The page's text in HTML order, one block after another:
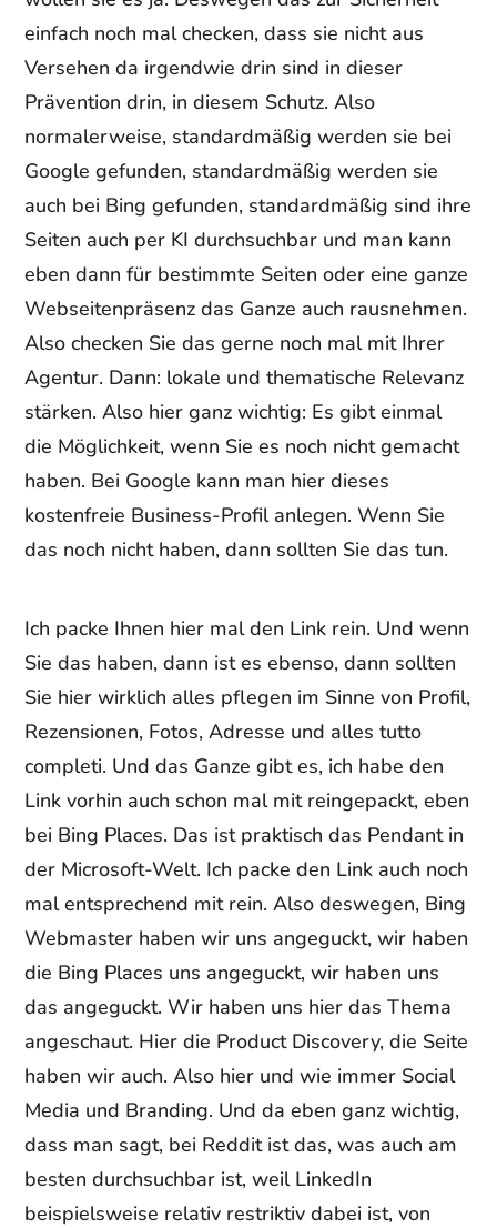
einfach noch mal checken, dass sie nicht aus
Versehen da irgendwie drin sind in dieser
Prävention drin, in diesem Schutz. Also
normalerweise, standardmäßig werden sie bei
Google gefunden, standardmäßig werden sie
auch bei Bing gefunden, standardmäßig sind ihre
Seiten auch per KI durchsuchbar und man kann
eben dann für bestimmte Seiten oder eine ganze
Webseitenpräsenz das Ganze auch rausnehmen.
Also checken Sie das gerne noch mal mit Ihrer
Agentur. Dann: lokale und thematische Relevanz
stärken. Also hier ganz wichtig: Es gibt einmal
die Möglichkeit, wenn Sie es noch nicht gemacht
haben. Bei Google kann man hier dieses
kostenfreie Business-Profil anlegen. Wenn Sie
das noch nicht haben, dann sollten Sie das tun.
Ich packe Ihnen hier mal den Link rein. Und wenn
Sie das haben, dann ist es ebenso, dann sollten
Sie hier wirklich alles pflegen im Sinne von Profil,
Rezensionen, Fotos, Adresse und alles tutto
completi. Und das Ganze gibt es, ich habe den
Link vorhin auch schon mal mit reingepackt, eben
bei Bing Places. Das ist praktisch das Pendant in
der Microsoft-Welt. Ich packe den Link auch noch
mal entsprechend mit rein. Also deswegen, Bing
Webmaster haben wir uns angeguckt, wir haben
die Bing Places uns angeguckt, wir haben uns
das angeguckt. Wir haben uns hier das Thema
angeschaut. Hier die Product Discovery, die Seite
haben wir auch. Also hier und wie immer Social
Media und Branding. Und da eben ganz wichtig,
dass man sagt, bei Reddit ist das, was auch am
besten durchsuchbar ist, weil LinkedIn
beispielsweise relativ restriktiv dabei ist, von